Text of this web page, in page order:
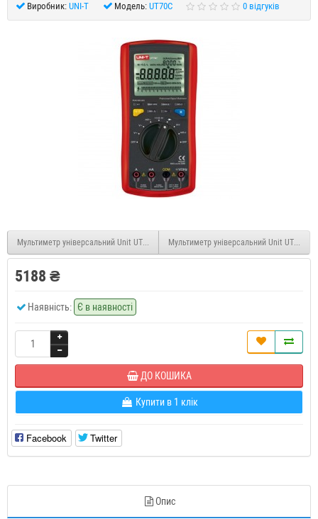
Виробник: UNI-T Модель: UT70C 0 відгуків
Мультиметр універсальний Unit UT60H Мультиметр універсальний Unit UT70D
5188 ₴
Наявність: Є в наявності
ДО КОШИКА
Купити в 1 клік
Facebook Twitter
Опис